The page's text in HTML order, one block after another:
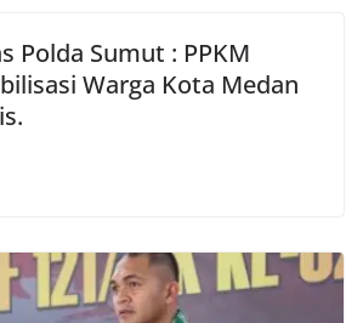
Polda Sumut : PPKM
Warga Kota Medan